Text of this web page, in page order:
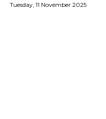
Tuesday, 11 November 2025